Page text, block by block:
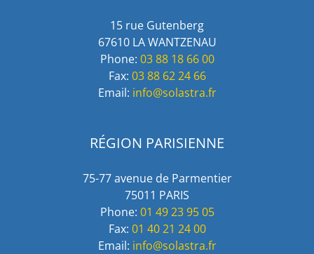
15 rue Gutenberg
67610 LA WANTZENAU
Phone: 03 88 18 66 00
Fax: 03 88 62 24 66
Email: info@solastra.fr
RÉGION PARISIENNE
75-77 avenue de Parmentier
75011 PARIS
Phone: 01 49 23 95 05
Fax: 01 40 21 24 00
Email: info@solastra.fr